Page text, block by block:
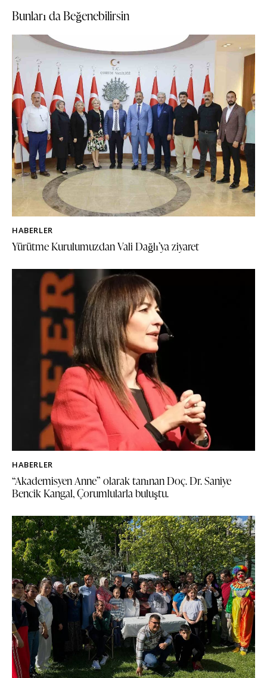
Bunları da Beğenebilirsin
HABERLER
Yürütme Kurulumuzdan Vali Dağlı’ya ziyaret
HABERLER
“Akademisyen Anne” olarak tanınan Doç. Dr. Saniye
Bencik Kangal, Çorumlularla buluştu.